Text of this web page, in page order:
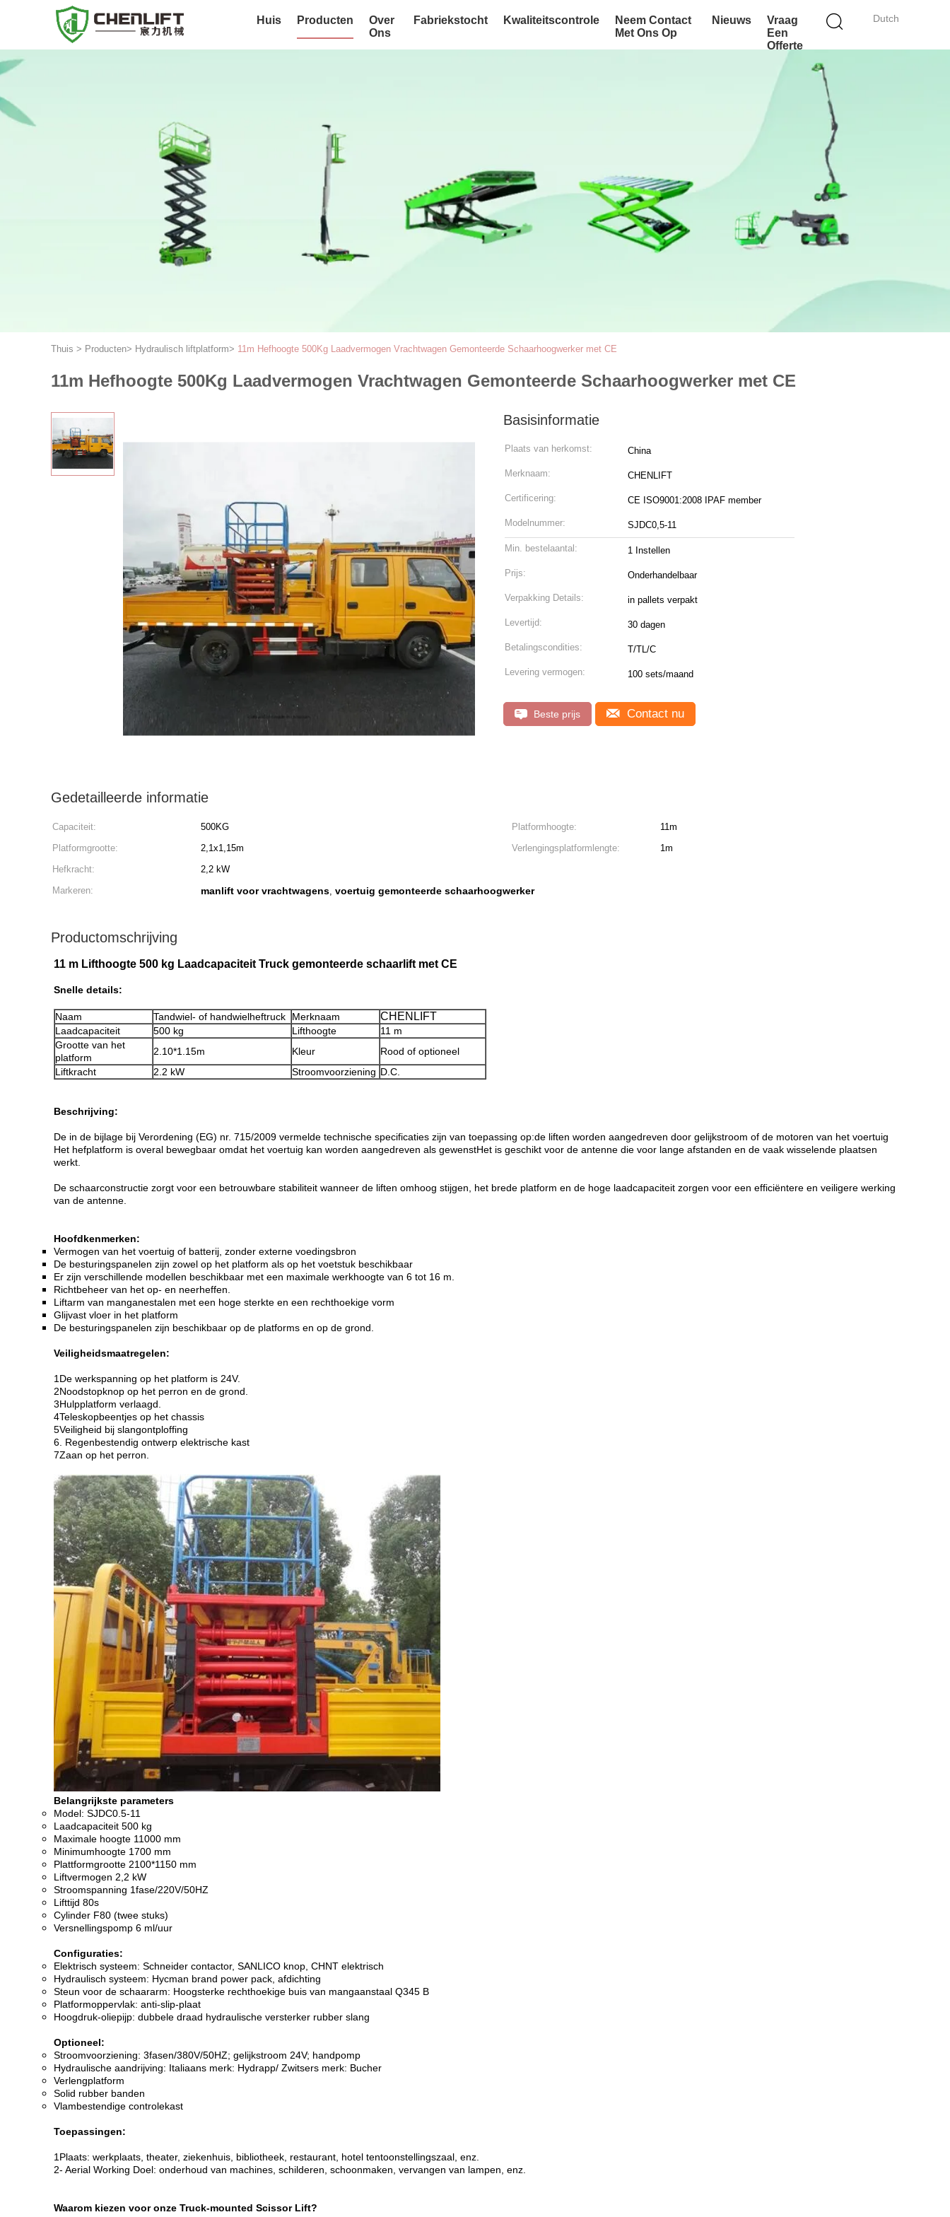
Dutch
Huis Producten
Over
Ons
Fabriekstocht Kwaliteitscontrole
Neem Contact
Met Ons Op
Nieuws
Vraag
Een
Offerte
Thuis > Producten> Hydraulisch liftplatform> 11m Hefhoogte 500Kg Laadvermogen Vrachtwagen Gemonteerde Schaarhoogwerker met CE
11m Hefhoogte 500Kg Laadvermogen Vrachtwagen Gemonteerde Schaarhoogwerker met CE
Basisinformatie
Plaats van herkomst: China
Merknaam: CHENLIFT
Certificering: CE ISO9001:2008 IPAF member
Modelnummer: SJDC0,5-11
Min. bestelaantal: 1 Instellen
Prijs: Onderhandelbaar
Verpakking Details: in pallets verpakt
Levertijd: 30 dagen
Betalingscondities: T/TL/C
Levering vermogen: 100 sets/maand
Beste prijs Contact nu
Gedetailleerde informatie
Capaciteit: 500KG Platformhoogte:
11m
Platformgrootte:
2,1x1,15m Verlengingsplatformlengte:
1m
Hefkracht:
2,2 kW
Markeren:
manlift voor vrachtwagens, voertuig gemonteerde schaarhoogwerker
Productomschrijving
11 m Lifthoogte 500 kg Laadcapaciteit Truck gemonteerde schaarlift met CE
Snelle details:
Naam Tandwiel- of handwielheftruck Merknaam CHENLIFT
Laadcapaciteit 500 kg Lifthoogte
11 m
Grootte van het
platform
2.10*1.15m Kleur
Rood of optioneel
Liftkracht
2.2 kW Stroomvoorziening D.C.
Beschrijving:
De in de bijlage bij Verordening (EG) nr. 715/2009 vermelde technische specificaties zijn van toepassing op:de liften worden aangedreven door gelijkstroom of de motoren van het voertuig
Het hefplatform is overal bewegbaar omdat het voertuig kan worden aangedreven als gewenstHet is geschikt voor de antenne die voor lange afstanden en de vaak wisselende plaatsen
werkt.
De schaarconstructie zorgt voor een betrouwbare stabiliteit wanneer de liften omhoog stijgen, het brede platform en de hoge laadcapaciteit zorgen voor een efficiëntere en veiligere werking
van de antenne.
Hoofdkenmerken:
Vermogen van het voertuig of batterij, zonder externe voedingsbron
De besturingspanelen zijn zowel op het platform als op het voetstuk beschikbaar
Er zijn verschillende modellen beschikbaar met een maximale werkhoogte van 6 tot 16 m.
Richtbeheer van het op- en neerheffen.
Liftarm van manganestalen met een hoge sterkte en een rechthoekige vorm
Glijvast vloer in het platform
De besturingspanelen zijn beschikbaar op de platforms en op de grond.
Veiligheidsmaatregelen:
1De werkspanning op het platform is 24V.
2Noodstopknop op het perron en de grond.
3Hulpplatform verlaagd.
4Teleskopbeentjes op het chassis
5Veiligheid bij slangontploffing
6. Regenbestendig ontwerp elektrische kast
7Zaan op het perron.
Belangrijkste parameters
Model: SJDC0.5-11
Laadcapaciteit 500 kg
Maximale hoogte 11000 mm
Minimumhoogte 1700 mm
Plattformgrootte 2100*1150 mm
Liftvermogen 2,2 kW
Stroomspanning 1fase/220V/50HZ
Lifttijd 80s
Cylinder F80 (twee stuks)
Versnellingspomp 6 ml/uur
Configuraties:
Elektrisch systeem: Schneider contactor, SANLICO knop, CHNT elektrisch
Hydraulisch systeem: Hycman brand power pack, afdichting
Steun voor de schaararm: Hoogsterke rechthoekige buis van mangaanstaal Q345 B
Platformoppervlak: anti-slip-plaat
Hoogdruk-oliepijp: dubbele draad hydraulische versterker rubber slang
Optioneel:
Stroomvoorziening: 3fasen/380V/50HZ; gelijkstroom 24V; handpomp
Hydraulische aandrijving: Italiaans merk: Hydrapp/ Zwitsers merk: Bucher
Verlengplatform
Solid rubber banden
Vlambestendige controlekast
Toepassingen:
1Plaats: werkplaats, theater, ziekenhuis, bibliotheek, restaurant, hotel tentoonstellingszaal, enz.
2- Aerial Working Doel: onderhoud van machines, schilderen, schoonmaken, vervangen van lampen, enz.
Waarom kiezen voor onze Truck-mounted Scissor Lift?